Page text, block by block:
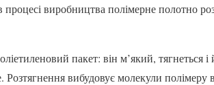
виробництва полімерне полотно
пакет: він м’який, тягнеться
вибудовує молекули полімеру